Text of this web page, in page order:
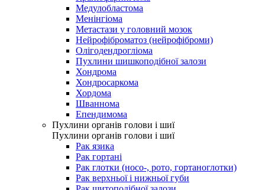
Медулобластома
Менінгіома
Метастази у головний мозок
Нейрофіброматоз (нейрофіброми)
Олігодендрогліома
Пухлини шишкоподібної залози
Хондрома
Хондросаркома
Хордома
Шваннома
Епендимома
Пухлини органів голови і шиї
Пухлини органів голови і шиї
Рак язика
Рак гортані
Рак глотки (носо-, рото, гортаноглотки)
Рак верхньої і нижньої губи